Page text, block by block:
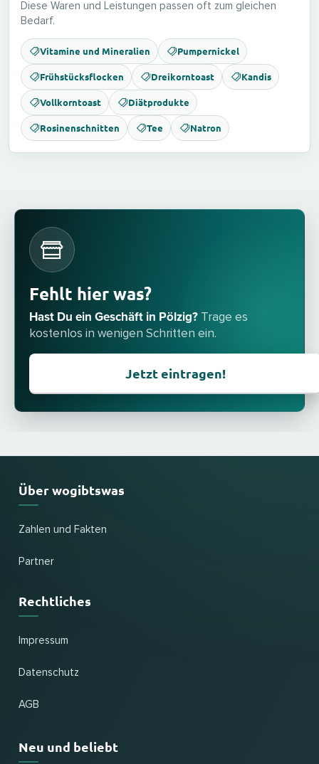
Diese Waren und Leistungen passen oft zum gleichen
Bedarf.
Vitamine und Mineralien Pumpernickel
Frühstücksflocken Dreikorntoast Kandis
Vollkorntoast Diätprodukte
Rosinenschnitten Tee Natron
Fehlt hier was?
Hast Du ein Geschäft in Pölzig? Trage es
kostenlos in wenigen Schritten ein.
Jetzt eintragen!
Über wogibtswas
Zahlen und Fakten
Partner
Rechtliches
Impressum
Datenschutz
AGB
Neu und beliebt